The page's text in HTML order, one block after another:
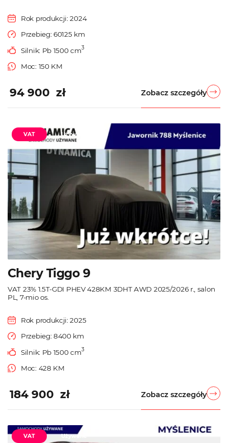
Rok produkcji: 2024
Przebieg: 60125 km
Silnik: Pb 1500 cm3
Moc: 150 KM
94 900 zł Zobacz szczegóły
VAT Używane
Chery Tiggo 9
VAT 23% 1.5T-GDI PHEV 428KM 3DHT AWD 2025/2026 r., salon
PL, 7-mio os.
Rok produkcji: 2025
Przebieg: 8400 km
Silnik: Pb 1500 cm3
Moc: 428 KM
184 900 zł Zobacz szczegóły
VAT Używane